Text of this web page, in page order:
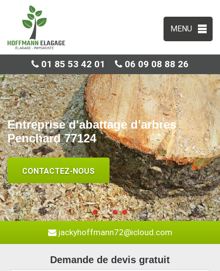
MENU
01 85 53 42 01 06 09 08 88 26
Entreprise d'abattage d'arbres
Penchard 77124
CONTACTEZ-NOUS
jackyhoffmann72@icloud.com
Demande de devis gratuit